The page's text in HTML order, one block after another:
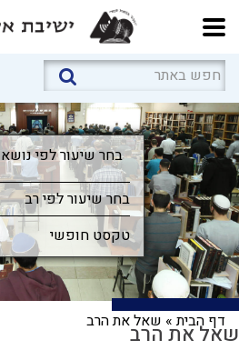
בחר שיעור לפי נושא
בחר שיעור לפי נושא
בחר שיעור לפי רב
דף הבית» שאל את הרבשאל את הרב